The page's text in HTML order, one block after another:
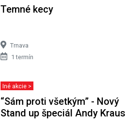
Temné kecy
Trnava
1 termín
Iné akcie >
“Sám proti všetkým” - Nový
Stand up špeciál Andy Kraus